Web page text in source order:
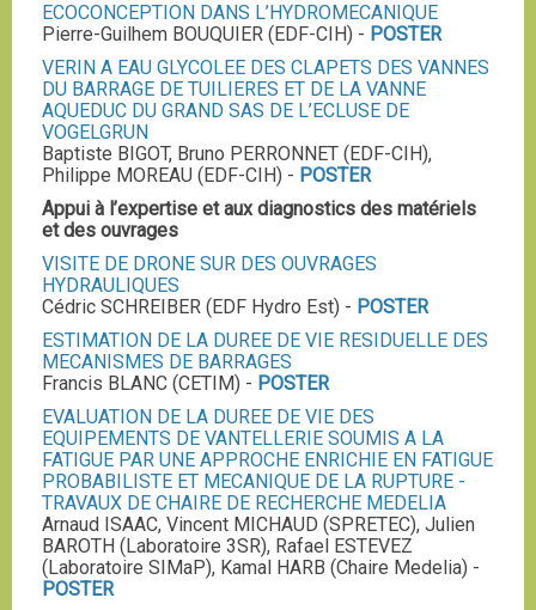
ECOCONCEPTION DANS L’HYDROMECANIQUE
Pierre-Guilhem BOUQUIER (EDF-CIH) - POSTER
VERIN A EAU GLYCOLEE DES CLAPETS DES VANNES
DU BARRAGE DE TUILIERES ET DE LA VANNE
AQUEDUC DU GRAND SAS DE L’ECLUSE DE
VOGELGRUN
Baptiste BIGOT, Bruno PERRONNET (EDF-CIH),
Philippe MOREAU (EDF-CIH) - POSTER
Appui à l’expertise et aux diagnostics des matériels
et des ouvrages
VISITE DE DRONE SUR DES OUVRAGES
HYDRAULIQUES
Cédric SCHREIBER (EDF Hydro Est) - POSTER
ESTIMATION DE LA DUREE DE VIE RESIDUELLE DES
MECANISMES DE BARRAGES
Francis BLANC (CETIM) - POSTER
EVALUATION DE LA DUREE DE VIE DES
EQUIPEMENTS DE VANTELLERIE SOUMIS A LA
FATIGUE PAR UNE APPROCHE ENRICHIE EN FATIGUE
PROBABILISTE ET MECANIQUE DE LA RUPTURE -
TRAVAUX DE CHAIRE DE RECHERCHE MEDELIA
Arnaud ISAAC, Vincent MICHAUD (SPRETEC), Julien
BAROTH (Laboratoire 3SR), Rafael ESTEVEZ
(Laboratoire SIMaP), Kamal HARB (Chaire Medelia) -
POSTER